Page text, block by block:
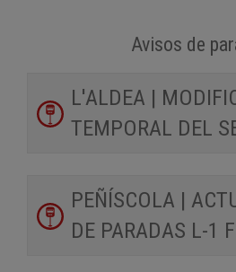
Avisos de
L'ALDEA |
TEMPORAL DEL
PEÑÍSCOLA |
DE PARADAS L-1